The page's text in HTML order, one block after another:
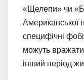
«Щелепи» чи
Американської
специфічні
можуть
інший період